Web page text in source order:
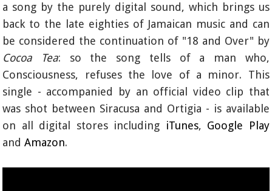
a song by the purely digital sound, which brings us
back to the late eighties of Jamaican music and can
be considered the continuation of "18 and Over" by
Cocoa Tea: so the song tells of a man who,
Consciousness, refuses the love of a minor. This
single - accompanied by an official video clip that
was shot between Siracusa and Ortigia - is available
on all digital stores including iTunes, Google Play
andAmazon.